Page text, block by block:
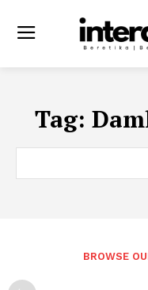
Tag:
BROWSE